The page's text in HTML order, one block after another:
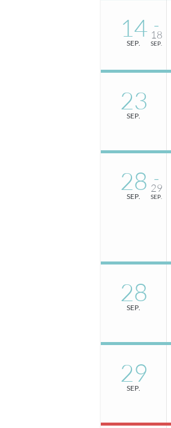
14
SEP.
–
18
SEP.
23
SEP.
28
SEP.
–
29
SEP.
28
SEP.
29
SEP.